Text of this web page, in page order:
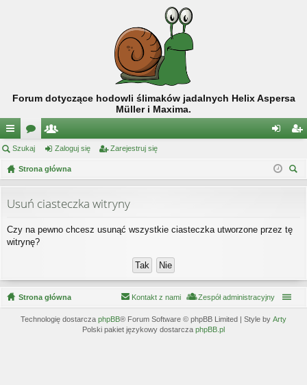
Forum dotyczące hodowli ślimaków jadalnych Helix Aspersa
Müller i Maxima.
ię
ce
…
or
a
ży
tk
w
ni
og
ę
ej
Szukaj Zaloguj się Zarejestruj się
Strona główna
Usuń ciasteczka witryny
Czy na pewno chcesz usunąć wszystkie ciasteczka utworzone przez tę
witrynę?
Strona główna Zespół administracyjny
Kontakt z nami
Technologię dostarcza phpBB® Forum Software © phpBB Limited | Style by Arty
Polski pakiet językowy dostarcza phpBB.pl